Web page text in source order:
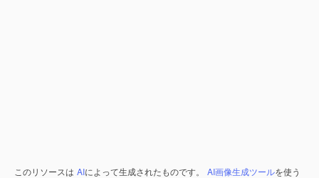
このリソースは AIによって生成されたものです。 AI画像生成ツールを使う